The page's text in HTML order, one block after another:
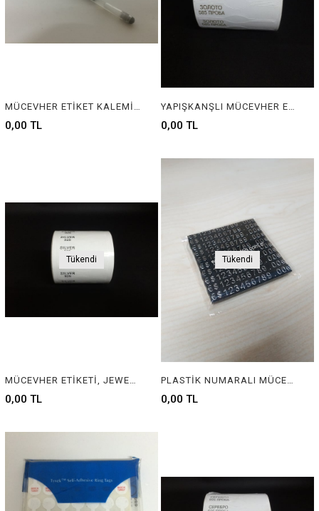
0,00 TL 0,00 TL
Tükendi
MÜCEVHER ETİKETİ, JEWELRY LABEL , JEWELRY TAG
0,00 TL
Tükendi
PLASTİK NUMARALI MÜCEVHER ETİKETİ, JEWELRY LABEL WITH PLASTIC NUMBERS , JEWELRY TAG WITH PLASTIC NUMBERS
0,00 TL